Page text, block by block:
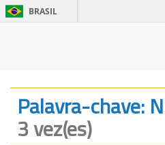
BRASIL
Palavra-chave:
3 vez(es)